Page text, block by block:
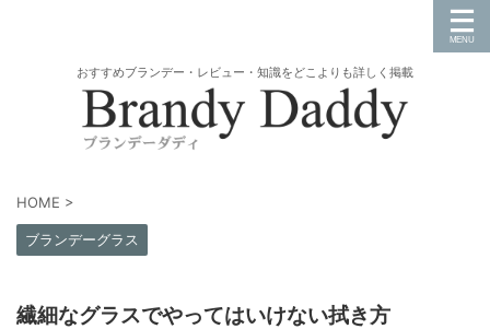
おすすめブランデー・レビュー・知識をどこよりも詳しく掲載
HOME >
ブランデーグラス
繊細なグラスでやってはいけない拭き方